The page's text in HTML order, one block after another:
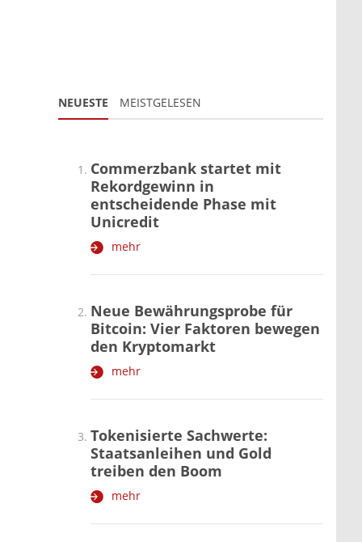
NEUESTE MEISTGELESEN
Commerzbank startet mit
Rekordgewinn in
entscheidende Phase mit
Unicredit
mehr
Neue Bewährungsprobe für
Bitcoin: Vier Faktoren bewegen
den Kryptomarkt
mehr
Tokenisierte Sachwerte:
Staatsanleihen und Gold
treiben den Boom
mehr